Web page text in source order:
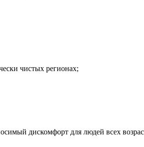
чистых регионах;
дискомфорт для людей всех